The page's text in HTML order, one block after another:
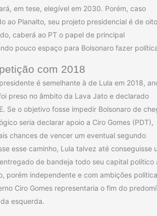
em tese, elegível em 2030. Porém, caso
ao Planalto, seu projeto presidencial é de oito
caberá ao PT o papel de principal
pouco espaço para Bolsonaro fazer
com 2018
é semelhante à de Lula em 2018,
preso no âmbito da Lava Jato e declarado
Se o objetivo fosse impedir Bolsonaro de
seria declarar apoio a Ciro Gomes (PDT),
chances de vencer um eventual segundo
esse caminho, Lula talvez até conseguisse
de bandeja todo seu capital político
porém independente e com ambições
Ciro Gomes representaria o fim do
esquerda.